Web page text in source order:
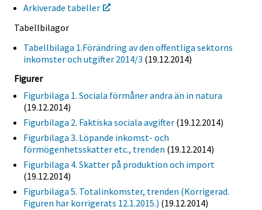
Arkiverade tabeller
Tabellbilagor
Tabellbilaga 1.Förändring av den offentliga sektorns
inkomster och utgifter 2014/3 (19.12.2014)
Figurer
Figurbilaga 1. Sociala förmåner andra än in natura
(19.12.2014)
Figurbilaga 2. Faktiska sociala avgifter (19.12.2014)
Figurbilaga 3. Löpande inkomst- och
förmögenhetsskatter etc., trenden (19.12.2014)
Figurbilaga 4. Skatter på produktion och import
(19.12.2014)
Figurbilaga 5. Totalinkomster, trenden (Korrigerad.
Figuren har korrigerats 12.1.2015.) (19.12.2014)